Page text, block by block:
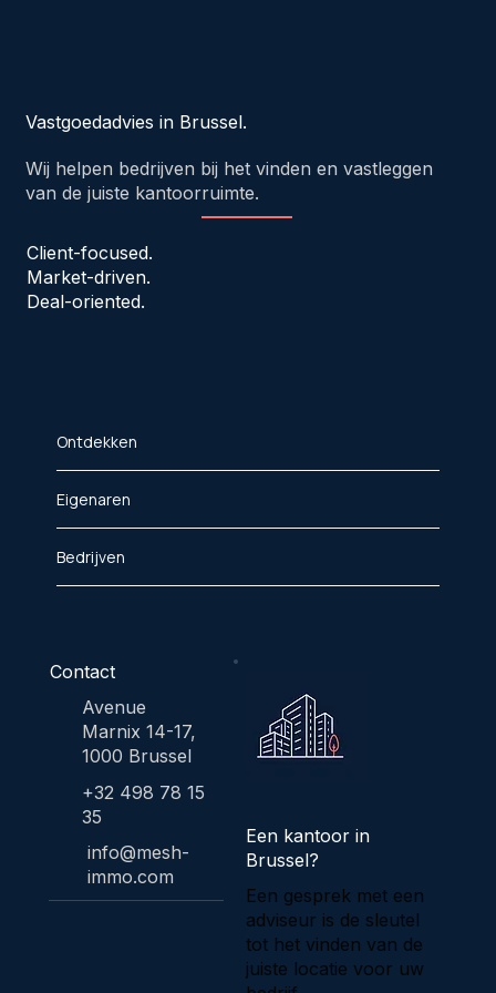
Vastgoedadvies in Brussel.
Wij helpen bedrijven bij het vinden en vastleggen
van de juiste kantoorruimte.
Client-focused.
Market-driven.
Deal-oriented.
Ontdekken
Eigenaren
Bedrijven
Contact
Avenue
Marnix 14-17,
1000 Brussel
+32 498 78 15
35
info@mesh-
immo.com
Een kantoor in
Brussel?
Een gesprek met een
adviseur is de sleutel
tot het vinden van de
juiste locatie voor uw